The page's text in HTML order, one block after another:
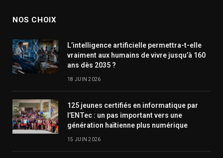
NOS CHOIX
L’intelligence artificielle permettra-t-elle
vraiment aux humains de vivre jusqu’à 160
ans dès 2035 ?
18 JUIN 2026
125 jeunes certifiés en informatique par
l’ENTec : un pas important vers une
génération haïtienne plus numérique
15 JUIN 2026